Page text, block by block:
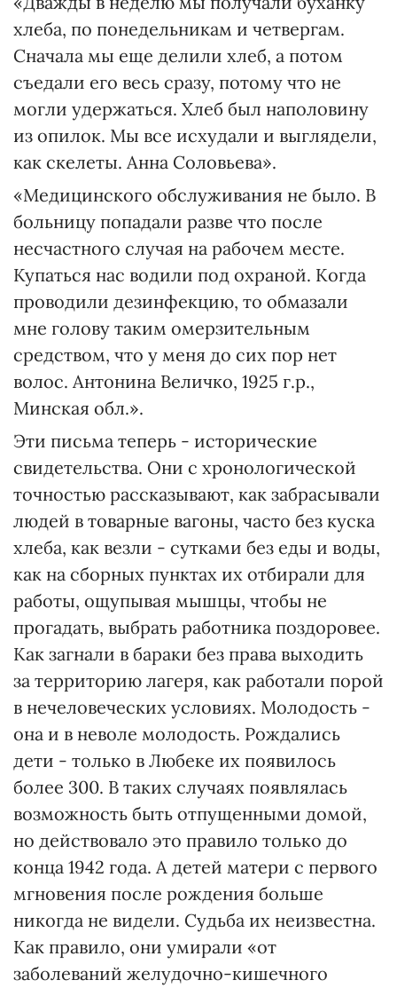
хлеба, по понедельникам и четвергам.
Сначала мы еще делили хлеб, а потом
съедали его весь сразу, потому что не
могли удержаться. Хлеб был наполовину
из опилок. Мы все исхудали и выглядели,
как скелеты. Анна Соловьева».
«Медицинского обслуживания не было. В
больницу попадали разве что после
несчастного случая на рабочем месте.
Купаться нас водили под охраной. Когда
проводили дезинфекцию, то обмазали
мне голову таким омерзительным
средством, что у меня до сих пор нет
волос. Антонина Величко, 1925 г.р.,
Минская обл.».
Эти письма теперь - исторические
свидетельства. Они с хронологической
точностью рассказывают, как забрасывали
людей в товарные вагоны, часто без куска
хлеба, как везли - сутками без еды и воды,
как на сборных пунктах их отбирали для
работы, ощупывая мышцы, чтобы не
прогадать, выбрать работника поздоровее.
Как загнали в бараки без права выходить
за территорию лагеря, как работали порой
в нечеловеческих условиях. Молодость -
она и в неволе молодость. Рождались
дети - только в Любеке их появилось
более 300. В таких случаях появлялась
возможность быть отпущенными домой,
но действовало это правило только до
конца 1942 года. А детей матери с первого
мгновения после рождения больше
никогда не видели. Судьба их неизвестна.
Как правило, они умирали «от
заболеваний желудочно-кишечного